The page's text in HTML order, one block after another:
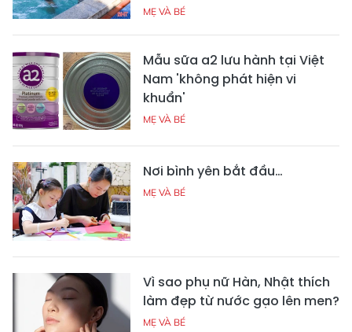
MẸ VÀ BÉ
Mẫu sữa a2 lưu hành tại Việt
Nam 'không phát hiện vi
khuẩn'
MẸ VÀ BÉ
Nơi bình yên bắt đầu…
MẸ VÀ BÉ
Vì sao phụ nữ Hàn, Nhật thích
làm đẹp từ nước gạo lên men?
MẸ VÀ BÉ